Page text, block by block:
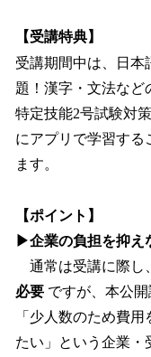
【受講特典】
受講期間中は、日本
題！漢字・文法など
特定技能2号試験対
にアプリで学習する
ます。
【ポイント】
▶企業の負担を抑え
通常は受講に際し、
必要 ですが、本公
「少人数のため費
たい」という企業・